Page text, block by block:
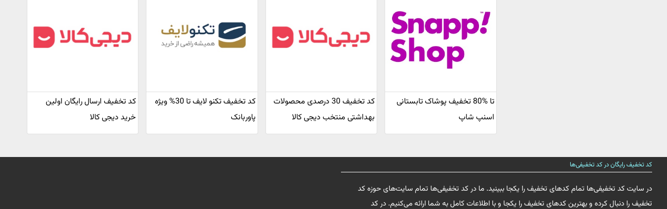
تا %80 تخفیف پوشاک تابستانی
اسنپ شاپ
کد تخفیف 30 درصدی محصولات
بهداشتی منتخب دیجی کالا
کد تخفیف تکنو لایف تا 30% ویژه
پاوربانک
کد تخفیف ارسال رایگان اولین
خرید دیجی کالا
کد تخفیف رایگان در کد تخفیفی‌ها
در سایت کد تخفیفی‌ها تمام کدهای تخفیف را یکجا ببینید. ما در کد تخفیفی‌ها تمام سایت‌های حوزه کد
تخفیف را دنبال کرده و بهترین کدهای تخفیف را یکجا و با اطلاعات کامل به شما ارائه می‌کنیم. در کد